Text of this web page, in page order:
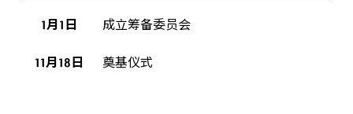
1月1日 成立筹备委员会
11月18日 奠基仪式